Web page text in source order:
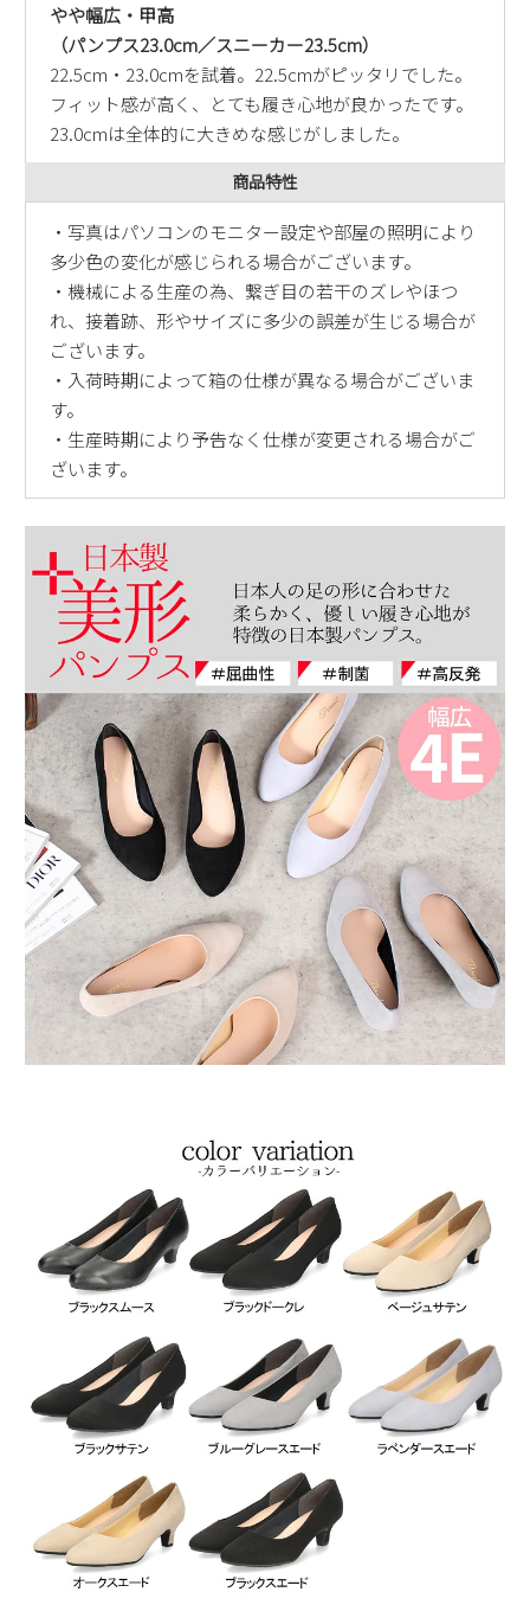
やや幅広・甲高
（パンプス23.0cm／スニーカー23.5cm）
22.5cm・23.0cmを試着。22.5cmがピッタリでした。
フィット感が高く、とても履き心地が良かったです。
23.0cmは全体的に大きめな感じがしました。
商品特性
・写真はパソコンのモニター設定や部屋の照明により
多少色の変化が感じられる場合がございます。
・機械による生産の為、繋ぎ目の若干のズレやほつ
れ、接着跡、形やサイズに多少の誤差が生じる場合が
ございます。
・入荷時期によって箱の仕様が異なる場合がございま
す。
・生産時期により予告なく仕様が変更される場合がご
ざいます。